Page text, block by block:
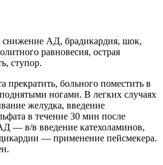
АД, брадикардия, шок,
равновесия, острая
ступор.
прекратить, больного поместить в
ногами. В легких случаях
желудка, введение
в течение 30 мин после
— в/в введение катехоламинов,
— применение пейсмекера.